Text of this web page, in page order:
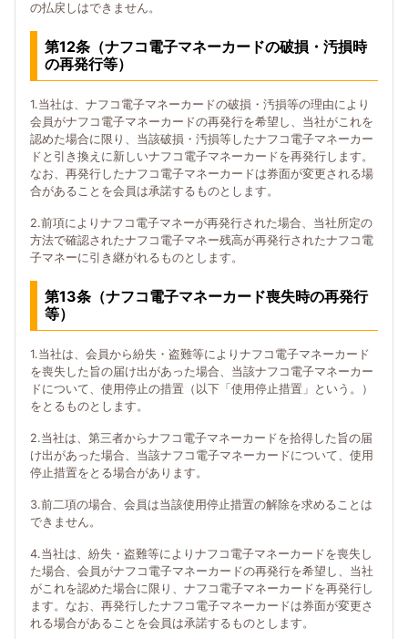
の払戻しはできません。
第12条（ナフコ電子マネーカードの破損・汚損時
の再発行等）
1.当社は、ナフコ電子マネーカードの破損・汚損等の理由により
会員がナフコ電子マネーカードの再発行を希望し、当社がこれを
認めた場合に限り、当該破損・汚損等したナフコ電子マネーカー
ドと引き換えに新しいナフコ電子マネーカードを再発行します。
なお、再発行したナフコ電子マネーカードは券面が変更される場
合があることを会員は承諾するものとします。
2.前項によりナフコ電子マネーが再発行された場合、当社所定の
方法で確認されたナフコ電子マネー残高が再発行されたナフコ電
子マネーに引き継がれるものとします。
第13条（ナフコ電子マネーカード喪失時の再発行
等）
1.当社は、会員から紛失・盗難等によりナフコ電子マネーカード
を喪失した旨の届け出があった場合、当該ナフコ電子マネーカー
ドについて、使用停止の措置（以下「使用停止措置」という。）
をとるものとします。
2.当社は、第三者からナフコ電子マネーカードを拾得した旨の届
け出があった場合、当該ナフコ電子マネーカードについて、使用
停止措置をとる場合があります。
3.前二項の場合、会員は当該使用停止措置の解除を求めることは
できません。
4.当社は、紛失・盗難等によりナフコ電子マネーカードを喪失し
た場合、会員がナフコ電子マネーカードの再発行を希望し、当社
がこれを認めた場合に限り、ナフコ電子マネーカードを再発行し
ます。なお、再発行したナフコ電子マネーカードは券面が変更さ
れる場合があることを会員は承諾するものとします。